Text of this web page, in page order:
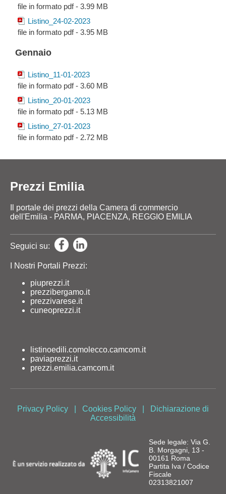
file in formato pdf - 3.99 MB
Listino_24-02-2023
file in formato pdf - 3.95 MB
Gennaio
Listino_11-01-2023
file in formato pdf - 3.60 MB
Listino_20-01-2023
file in formato pdf - 5.13 MB
Listino_27-01-2023
file in formato pdf - 2.72 MB
Prezzi Emilia
Il portale dei prezzi della Camera di commercio
dell'Emilia - PARMA, PIACENZA, REGGIO EMILIA
Seguici su:
I Nostri Portali Prezzi:
piuprezzi.it
prezzibergamo.it
prezzivarese.it
cuneoprezzi.it
listinoedili.comolecco.camcom.it
paviaprezzi.it
prezzi.emilia.camcom.it
Privacy Policy Cookies Policy
Dichiarazione di
Accessibilità
Sede legale: Via G.
B. Morgagni, 13 -
00161 Roma
Partita Iva / Codice
Fiscale
02313821007